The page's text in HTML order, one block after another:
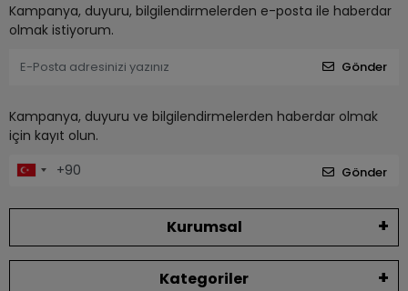
Kampanya, duyuru, bilgilendirmelerden e-posta ile haberdar
olmak istiyorum.
Gönder
Kampanya, duyuru ve bilgilendirmelerden haberdar olmak
için kayıt olun.
Gönder
Kurumsal
Kategoriler